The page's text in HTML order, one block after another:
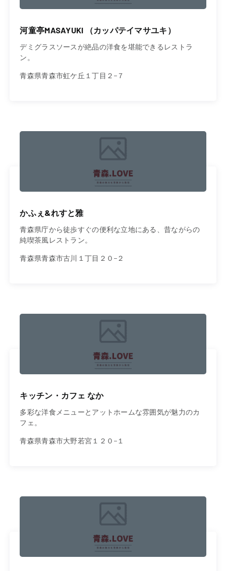
河童亭MASAYUKI （カッパテイマサユキ）
デミグラスソースが絶品の洋食を堪能できるレストラ
ン。
青森県青森市虹ケ丘１丁目２−７
かふぇ&れすと雅
青森県庁から徒歩すぐの便利な立地にある、昔ながらの
純喫茶風レストラン。
青森県青森市古川１丁目２０−２
キッチン・カフェ なか
多彩な洋食メニューとアットホームな雰囲気が魅力のカ
フェ。
青森県青森市大野若宮１２０−１